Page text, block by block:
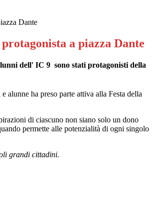
Dante
a piazza Dante
dell' IC 9 sono stati protagonisti della
ha preso parte attiva alla Festa della
di ciascuno non siano solo un dono
permette alle potenzialità di ogni singolo
grandi cittadini.